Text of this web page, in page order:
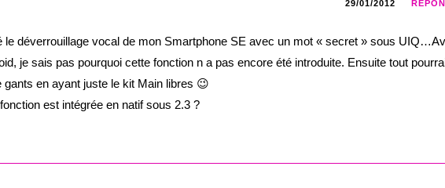
29/01/2012
le déverrouillage vocal de mon Smartphone SE avec un mot « secret » sous
je sais pas pourquoi cette fonction n a pas encore été introduite. Ensuite tout
en ayant juste le kit Main libres 😉
est intégrée en natif sous 2.3 ?